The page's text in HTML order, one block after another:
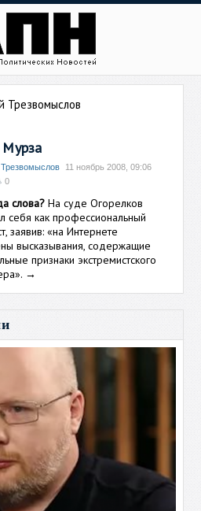
Трезвомыслов
11 ноябрь 2008, 09:06
0
слова? На суде Огорелков
себя как профессиональный
заявив: «на Интернете
высказывания, содержащие
признаки экстремистского
→